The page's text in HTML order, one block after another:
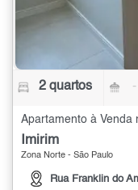
2 quartos
Apartamento à Venda
Imirim
Zona Norte - São Paulo
Rua Franklin do